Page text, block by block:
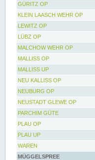
GÜRITZ OP
KLEIN LAASCH WEHR OP
LEWITZ OP
LÜBZ OP
MALCHOW WEHR OP
MALLISS OP
MALLISS UP
NEU KALLISS OP
NEUBURG OP
NEUSTADT GLEWE OP
PARCHIM GÜTE
PLAU OP
PLAU UP
WAREN
MÜGGELSPREE